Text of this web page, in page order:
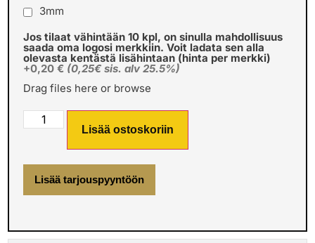
3mm
Jos tilaat vähintään 10 kpl, on sinulla mahdollisuus
saada oma logosi merkkiin. Voit ladata sen alla
olevasta kentästä lisähintaan (hinta per merkki)
+0,20 € (0,25€ sis. alv 25.5%)
Drag files here or browse
Lisää ostoskoriin
Lisää tarjouspyyntöön